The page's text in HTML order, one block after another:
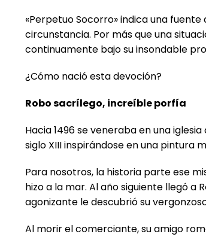
«Perpetuo Socorro» indica una
circunstancia. Por más que una
continuamente bajo su insondable
¿Cómo nació esta devoción?
Robo sacrílego, increíble porfía
Hacia 1496 se veneraba en una
siglo XIII inspirándose en una pintura
Para nosotros, la historia parte ese
hizo a la mar. Al año siguiente llegó
agonizante le descubrió su
Al morir el comerciante, su amigo